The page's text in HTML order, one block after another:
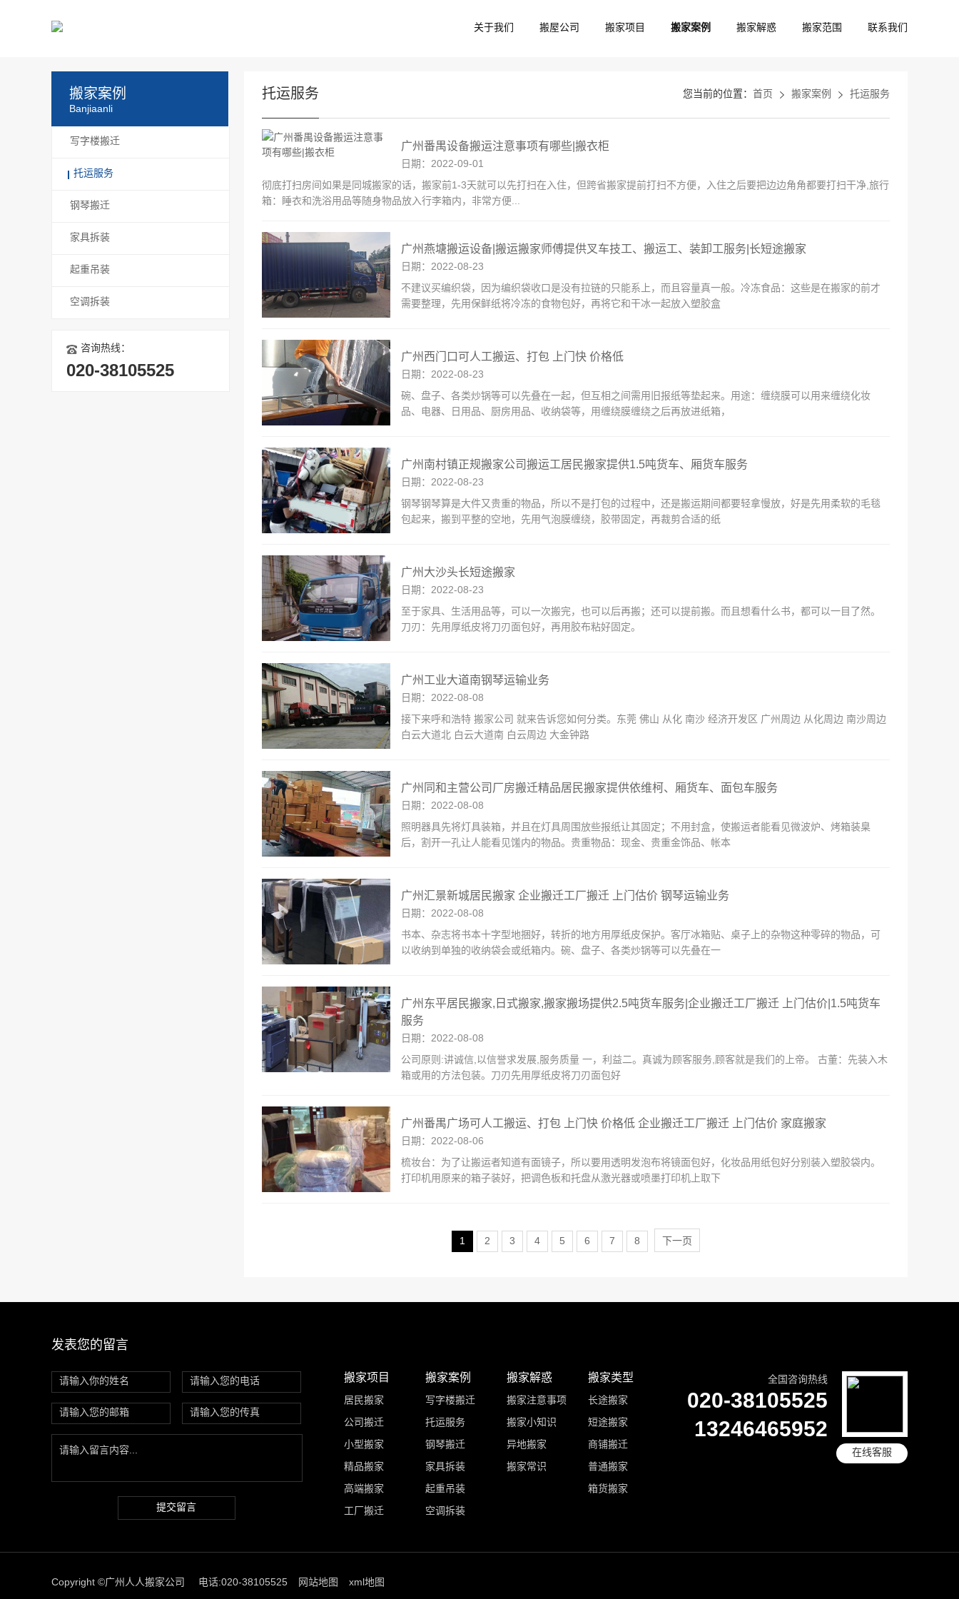
关于我们 搬屋公司 搬家项目 搬家案例 搬家解惑 搬家范围 联系我们
搬家案例
Banjiaanli
写字楼搬迁
托运服务
钢琴搬迁
家具拆装
起重吊装
空调拆装
咨询热线：
020-38105525
托运服务 您当前的位置： 首页 搬家案例 托运服务
广州番禺设备搬运注意事项有哪些|搬衣柜
日期：2022-09-01
彻底打扫房间如果是同城搬家的话，搬家前1-3天就可以先打扫在入住，但跨省搬家提前打扫不方便，入住之后要把边边角角都要打扫干净,旅行
箱：睡衣和洗浴用品等随身物品放入行李箱内，非常方便...
广州燕塘搬运设备|搬运搬家师傅提供叉车技工、搬运工、装卸工服务|长短途搬家
日期：2022-08-23
不建议买编织袋，因为编织袋收口是没有拉链的只能系上，而且容量真一般。冷冻食品：这些是在搬家的前才
需要整理，先用保鲜纸将冷冻的食物包好，再将它和干冰一起放入塑胶盒
广州西门口可人工搬运、打包 上门快 价格低
日期：2022-08-23
碗、盘子、各类炒锅等可以先叠在一起，但互相之间需用旧报纸等垫起来。用途：缠绕膜可以用来缠绕化妆
品、电器、日用品、厨房用品、收纳袋等，用缠绕膜缠绕之后再放进纸箱，
广州南村镇正规搬家公司搬运工居民搬家提供1.5吨货车、厢货车服务
日期：2022-08-23
钢琴钢琴算是大件又贵重的物品，所以不是打包的过程中，还是搬运期间都要轻拿慢放，好是先用柔软的毛毯
包起来，搬到平整的空地，先用气泡膜缠绕，胶带固定，再裁剪合适的纸
广州大沙头长短途搬家
日期：2022-08-23
至于家具、生活用品等，可以一次搬完，也可以后再搬；还可以提前搬。而且想看什么书，都可以一目了然。
刀刃：先用厚纸皮将刀刃面包好，再用胶布粘好固定。
广州工业大道南钢琴运输业务
日期：2022-08-08
接下来呼和浩特 搬家公司 就来告诉您如何分类。东莞 佛山 从化 南沙 经济开发区 广州周边 从化周边 南沙周边
白云大道北 白云大道南 白云周边 大金钟路
广州同和主营公司厂房搬迁精品居民搬家提供依维柯、厢货车、面包车服务
日期：2022-08-08
照明器具先将灯具装箱，并且在灯具周围放些报纸让其固定；不用封盒，使搬运者能看见微波炉、烤箱装臬
后，割开一孔让人能看见馐内的物品。贵重物品：现金、贵重金饰品、帐本
广州汇景新城居民搬家 企业搬迁工厂搬迁 上门估价 钢琴运输业务
日期：2022-08-08
书本、杂志将书本十字型地捆好，转折的地方用厚纸皮保护。客厅冰箱贴、桌子上的杂物这种零碎的物品，可
以收纳到单独的收纳袋会或纸箱内。碗、盘子、各类炒锅等可以先叠在一
广州东平居民搬家,日式搬家,搬家搬场提供2.5吨货车服务|企业搬迁工厂搬迁 上门估价|1.5吨货车
服务
日期：2022-08-08
公司原则:讲诚信,以信誉求发展,服务质量 一，利益二。真诚为顾客服务,顾客就是我们的上帝。 古董：先装入木
箱或用的方法包装。刀刃先用厚纸皮将刀刃面包好
广州番禺广场可人工搬运、打包 上门快 价格低 企业搬迁工厂搬迁 上门估价 家庭搬家
日期：2022-08-06
梳妆台：为了让搬运者知道有面镜子，所以要用透明发泡布将镜面包好，化妆品用纸包好分别装入塑胶袋内。
打印机用原来的箱子装好，把调色板和托盘从激光器或喷墨打印机上取下
1 2 3 4 5 6 7 8 下一页
发表您的留言
提交留言
搬家项目
居民搬家
公司搬迁
小型搬家
精品搬家
高端搬家
工厂搬迁
搬家案例
写字楼搬迁
托运服务
钢琴搬迁
家具拆装
起重吊装
空调拆装
搬家解惑
搬家注意事项
搬家小知识
异地搬家
搬家常识
搬家类型
长途搬家
短途搬家
商铺搬迁
普通搬家
箱货搬家
全国咨询热线
020-38105525
13246465952
在线客服
Copyright ©广州人人搬家公司 电话:020-38105525 网站地图 xml地图